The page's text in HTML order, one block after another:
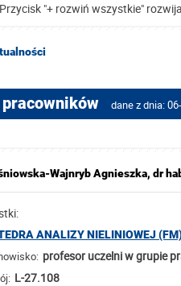
"+ rozwiń wszystkie"
pracowników dane z dnia:
Wajnryb Agnieszka, dr
ANALIZY NIELINIOWEJ
profesor uczelni w grupie
L-27.108